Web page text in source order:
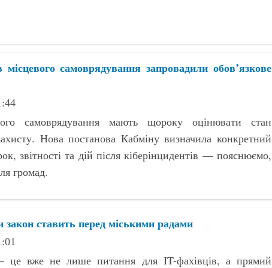
самоврядування запровадили обов’язкове
самоврядування мають щороку оцінювати стан
Нова постанова Кабміну визначила конкретний
звітності та дій після кіберінцидентів — пояснюємо,
громад.
закон ставить перед міськими радами
це вже не лише питання для IT-фахівців, а прямий